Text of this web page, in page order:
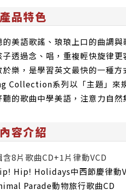
產品特色
的美語歌謠、琅琅上口的曲調
子透過念、唱，重複輕快旋律
於樂，是學習英文最快的一種方
Collection系列以「主題」來
聽的歌曲中學美語，注意力自
內容介紹
含8片歌曲CD+1片律動VCD
Hip! Holidays中西節慶律動
Parade動物旅行歌曲CD